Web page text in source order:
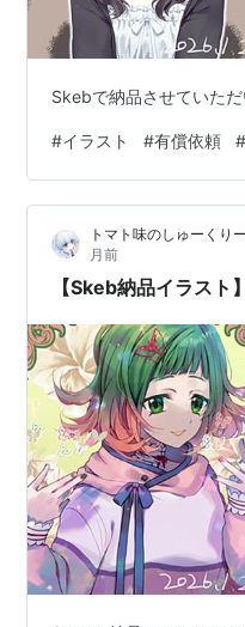
Skebで納品させていただ
#イラスト #有償依頼 #
トマト味のしゅーくり
月前
【Skeb納品イラスト